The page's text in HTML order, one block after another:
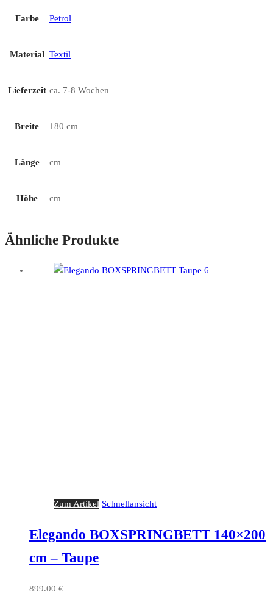
Farbe Petrol
Material Textil
Lieferzeit ca. 7-8 Wochen
Breite 180 cm
Länge cm
Höhe cm
Ähnliche Produkte
Zum Artikel Schnellansicht
Elegando BOXSPRINGBETT 140×200
cm – Taupe
899,00 €